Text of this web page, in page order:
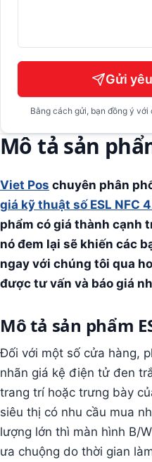
Gửi
Bằng cách gửi, bạn đồng ý
Mô tả sản
Viet Pos chuyên phân
giá kỹ thuật số ESL NFC
phẩm có giá thành cạnh
nó đem lại sẽ khiến các
ngay với chúng tôi qua
được tư vấn và báo giá
Mô tả sản phẩm
Đối với một số cửa hàng,
nhãn giá kệ điện tử đen
trang trí hoặc trưng bày
siêu thị có nhu cầu mua
lượng lớn thì màn hình B/
ưa chuộng do thời gian